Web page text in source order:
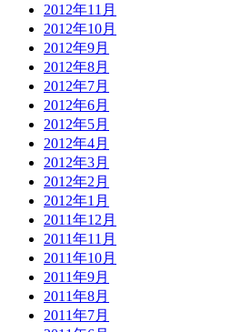
2012年11月
2012年10月
2012年9月
2012年8月
2012年7月
2012年6月
2012年5月
2012年4月
2012年3月
2012年2月
2012年1月
2011年12月
2011年11月
2011年10月
2011年9月
2011年8月
2011年7月